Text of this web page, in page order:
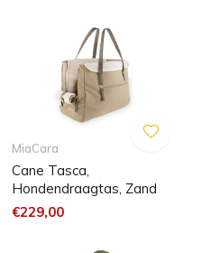
MiaCara
Cane Tasca,
Hondendraagtas, Zand
€229,00